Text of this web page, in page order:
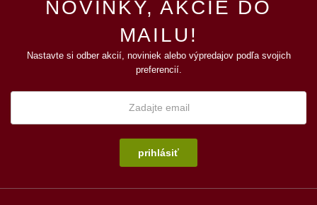
NOVINKY, AKCIE DO
MAILU!
Nastavte si odber akcií, noviniek alebo výpredajov podľa svojich
preferencií.
prihlásiť